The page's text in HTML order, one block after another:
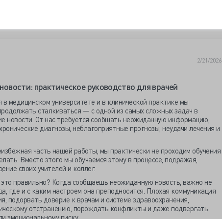
2/21/2026
практическое руководство для врачей
медицинском университете и в клинической практике мы
сталкиваться — с одной из самых сложных задач в
новости. От нас требуется сообщать неожиданную информацию,
диагнозы, неблагоприятные прогнозы, неудачи лечения и
часть нашей работы, мы практически не проходим обучения
Вместо этого мы обучаемся этому в процессе, подражая,
своих учителей и коллег.
правильно? Когда сообщаешь неожиданную новость, важно не
где и с каким настроем она преподносится. Плохая коммуникация
подорвать доверие к врачам и системе здравоохранения,
отстранению, порождать конфликты и даже подвергать
эмоциональному риску.